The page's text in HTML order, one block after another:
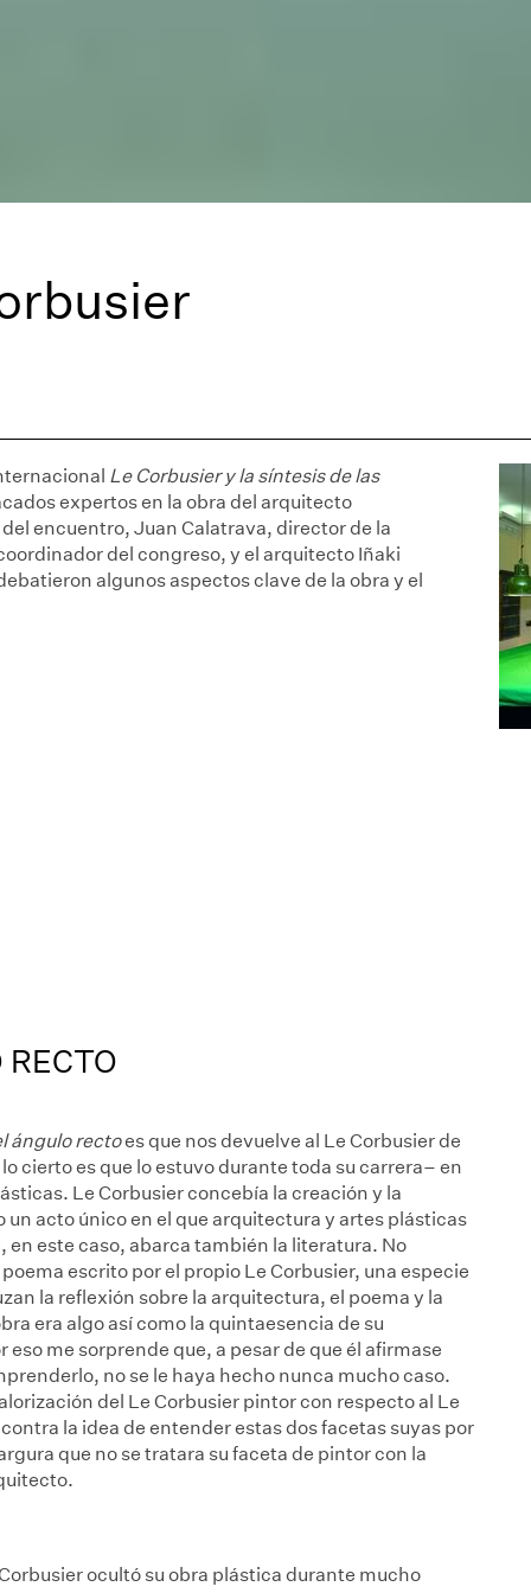
Le Corbusier y la síntesis de las
expertos en la obra del arquitecto
encuentro, Juan Calatrava, director de la
del congreso, y el arquitecto Iñaki
algunos aspectos clave de la obra y el
ángulo rectoes que nos devuelve al Le Corbusier de
cierto es que lo estuvo durante toda su carrera– en
Le Corbusier concebía la creación y la
acto único en el que arquitectura y artes plásticas
este caso, abarca también la literatura. No
escrito por el propio Le Corbusier, una especie
la reflexión sobre la arquitectura, el poema y la
era algo así como la quintaesencia de su
me sorprende que, a pesar de que él afirmase
no se le haya hecho nunca mucho caso.
del Le Corbusier pintor con respecto al Le
la idea de entender estas dos facetas suyas por
que no se tratara su faceta de pintor con la
ocultó su obra plástica durante mucho